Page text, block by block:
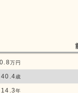
万円
40.4歳
14.3年